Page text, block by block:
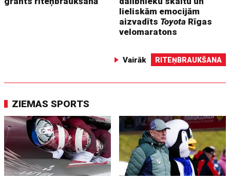
lieliskām emocijām
aizvadīts Toyota Rīgas
velomaratons
Vairāk RITEŅBRAUKŠANA
ZIEMAS SPORTS